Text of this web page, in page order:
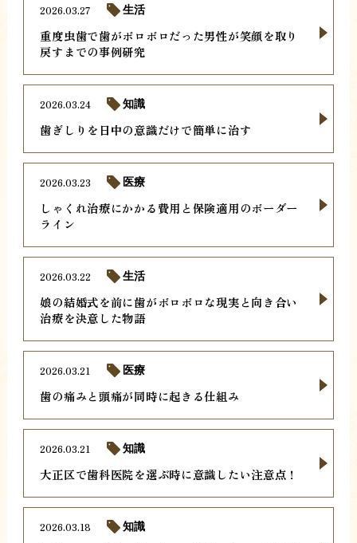
重度虫歯で歯がボロボロだった男性が笑顔を取り
戻すまでの事例研究
2026.03.27 生活
歯ぎしりを日中の意識だけで簡単に治す
2026.03.24 知識
しゃくれ治療にかかる費用と保険適用のボーダー
ライン
2026.03.23 医療
娘の結婚式を前に歯がボロボロな現実と向き合い
治療を決意した物語
2026.03.22 生活
歯の痛みと頭痛が同時に起きる仕組み
2026.03.21 医療
大正区で歯科医院を選ぶ時に意識したい注意点！
2026.03.21 知識
2026.03.18 知識